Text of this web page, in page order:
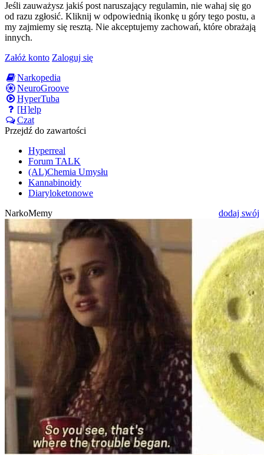
Jeśli zauważysz jakiś post naruszający regulamin, nie wahaj się go
od razu zgłosić. Kliknij w odpowiednią ikonkę u góry tego postu, a
my zajmiemy się resztą. Nie akceptujemy zachowań, które obrażają
innych.
Załóż konto Zaloguj się
Narkopedia
NeuroGroove
HyperTuba
[H]elp
Czat
Przejdź do zawartości
Hyperreal
Forum TALK
(AL)Chemia Umysłu
Kannabinoidy
Diaryloketonowe
NarkoMemy
dodaj swój